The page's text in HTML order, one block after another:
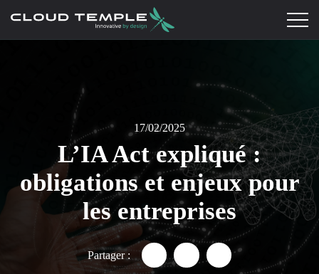
17/02/2025
L’IA Act expliqué :
obligations et enjeux pour
les entreprises
Partager : Partager "L’IA Act expliqué
Partager "L’IA Act
Partager "L’IA